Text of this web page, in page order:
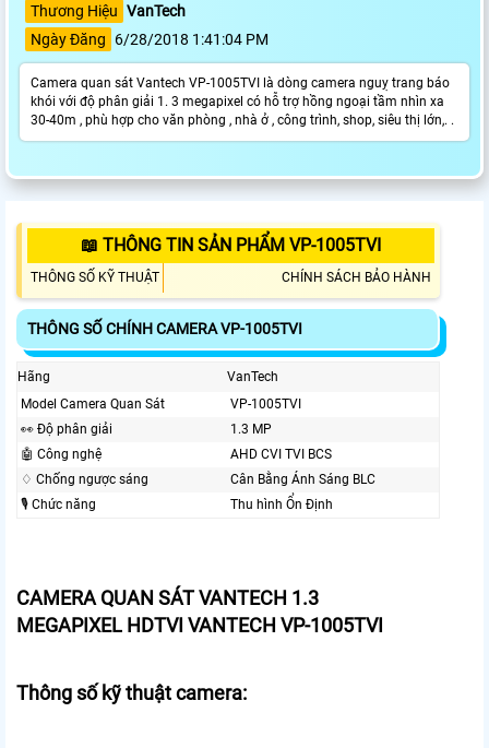
Thương Hiệu VanTech
Ngày Đăng
6/28/2018 1:41:04 PM
Camera quan sát Vantech VP-1005TVI là dòng camera nguỵ trang báo
khói với độ phân giải 1. 3 megapixel có hỗ trợ hồng ngoại tầm nhìn xa
30-40m , phù hợp cho văn phòng , nhà ở , công trình, shop, siêu thị lớn,. .
📖 THÔNG TIN SẢN PHẨM VP-1005TVI
THÔNG SỐ KỸ THUẬT CHÍNH SÁCH BẢO HÀNH
THÔNG SỐ CHÍNH CAMERA VP-1005TVI
Hãng
VanTech
Model Camera Quan Sát
VP-1005TVI
️👀 Độ phân giải
1.3 MP
🤖️ Công nghệ
AHD CVI TVI BCS
♢ Chống ngược sáng
Cân Bằng Ánh Sáng BLC
🎙 Chức năng
Thu hình Ổn Định
CAMERA QUAN SÁT VANTECH 1.3
MEGAPIXEL HDTVI VANTECH VP-1005TVI
Thông số kỹ thuật camera: